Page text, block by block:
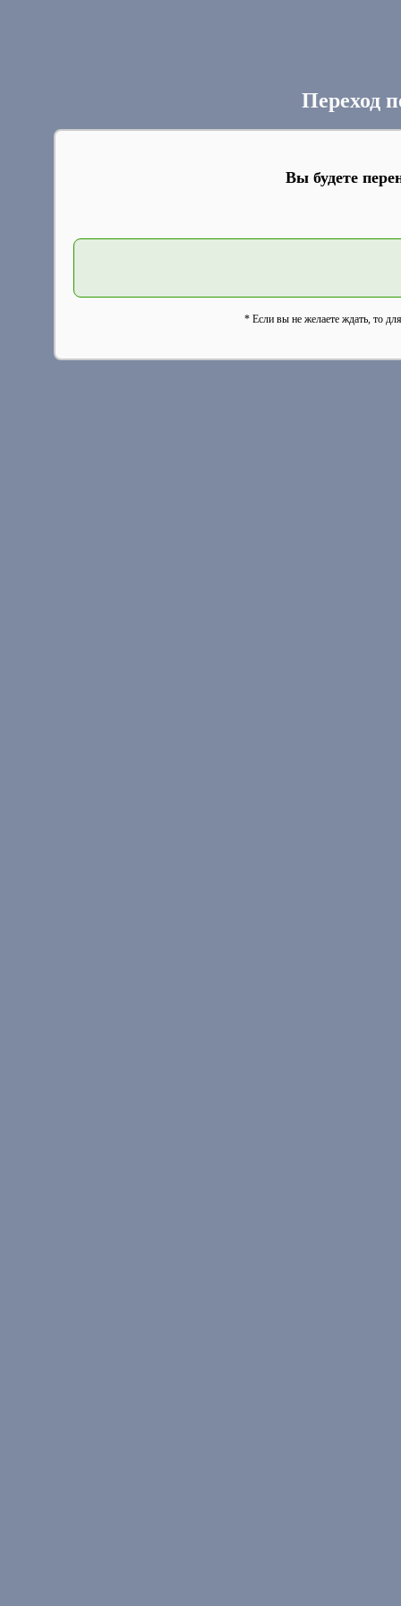
Переход
Вы будете
* Если вы не желаете ждать, то